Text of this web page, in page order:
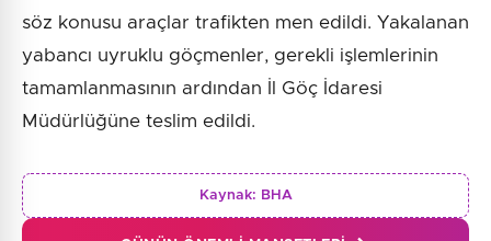
söz konusu araçlar trafikten men edildi. Yakalanan
yabancı uyruklu göçmenler, gerekli işlemlerinin
tamamlanmasının ardından İl Göç İdaresi
Müdürlüğüne teslim edildi.
Kaynak: BHA